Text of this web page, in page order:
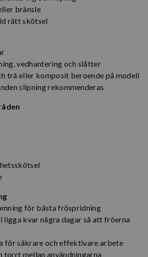
bränsle
rätt skötsel
vedhantering och slåtter
trä eller komposit beroende på modell
slipning rekommenderas
för bästa fröspridning
ligga kvar några dagar så att fröerna
för säkrare och effektivare arbete
torrt mellan användningarna